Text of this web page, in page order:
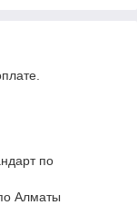
по
Алматы